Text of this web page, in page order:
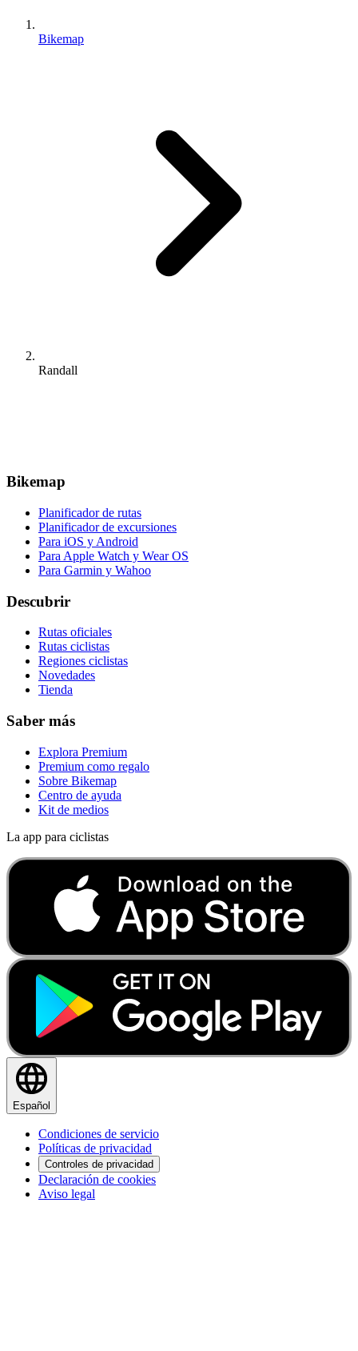
Bikemap
Randall
Bikemap
Planificador de rutas
Planificador de excursiones
Para iOS y Android
Para Apple Watch y Wear OS
Para Garmin y Wahoo
Descubrir
Rutas oficiales
Rutas ciclistas
Regiones ciclistas
Novedades
Tienda
Saber más
Explora Premium
Premium como regalo
Sobre Bikemap
Centro de ayuda
Kit de medios
La app para ciclistas
Español
Condiciones de servicio
Políticas de privacidad
Controles de privacidad
Declaración de cookies
Aviso legal